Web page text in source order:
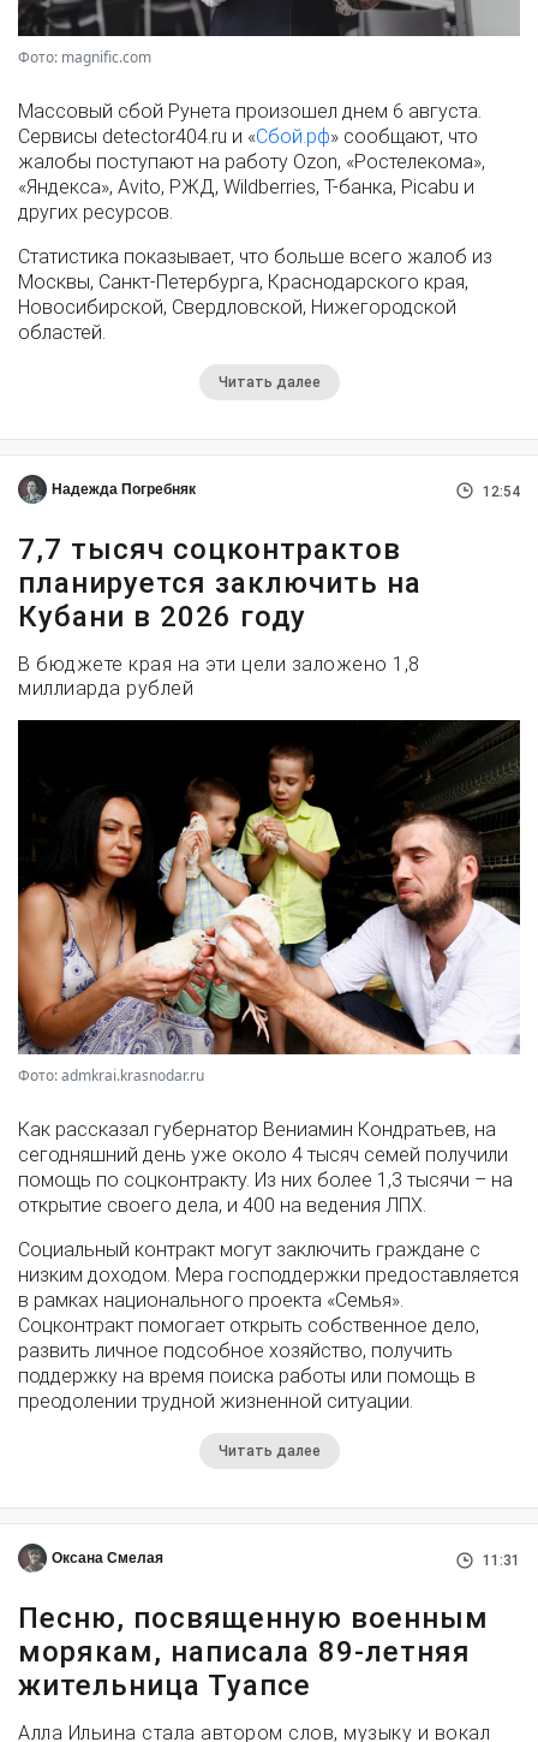
Фото: magnific.com
Массовый сбой Рунета произошел днем 6 августа.
Сервисы detector404.ru и «Сбой.рф» сообщают, что
жалобы поступают на работу Ozon, «Ростелекома»,
«Яндекса», Avito, РЖД, Wildberries, Т-банка, Picabu и
других ресурсов.
Статистика показывает, что больше всего жалоб из
Москвы, Санкт-Петербурга, Краснодарского края,
Новосибирской, Свердловской, Нижегородской
областей.
Читать далее
Надежда Погребняк 12:54
7,7 тысяч соцконтрактов
планируется заключить на
Кубани в 2026 году
В бюджете края на эти цели заложено 1,8
миллиарда рублей
Фото: admkrai.krasnodar.ru
Как рассказал губернатор Вениамин Кондратьев, на
сегодняшний день уже около 4 тысяч семей получили
помощь по соцконтракту. Из них более 1,3 тысячи – на
открытие своего дела, и 400 на ведения ЛПХ.
Социальный контракт могут заключить граждане с
низким доходом. Мера господдержки предоставляется
в рамках национального проекта «Семья».
Соцконтракт помогает открыть собственное дело,
развить личное подсобное хозяйство, получить
поддержку на время поиска работы или помощь в
преодолении трудной жизненной ситуации.
Читать далее
Оксана Смелая 11:31
Песню, посвященную военным
морякам, написала 89-летняя
жительница Туапсе
Алла Ильина стала автором слов, музыку и вокал